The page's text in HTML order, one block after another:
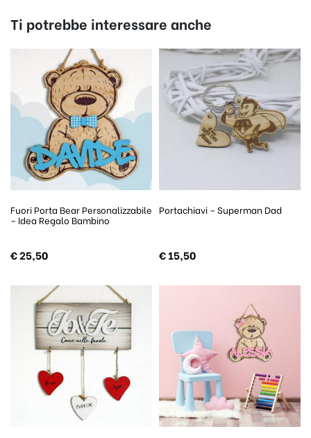
Ti potrebbe interessare anche
Fuori Porta Bear Personalizzabile
– Idea Regalo Bambino
€25,50
Portachiavi – Superman Dad
€15,50